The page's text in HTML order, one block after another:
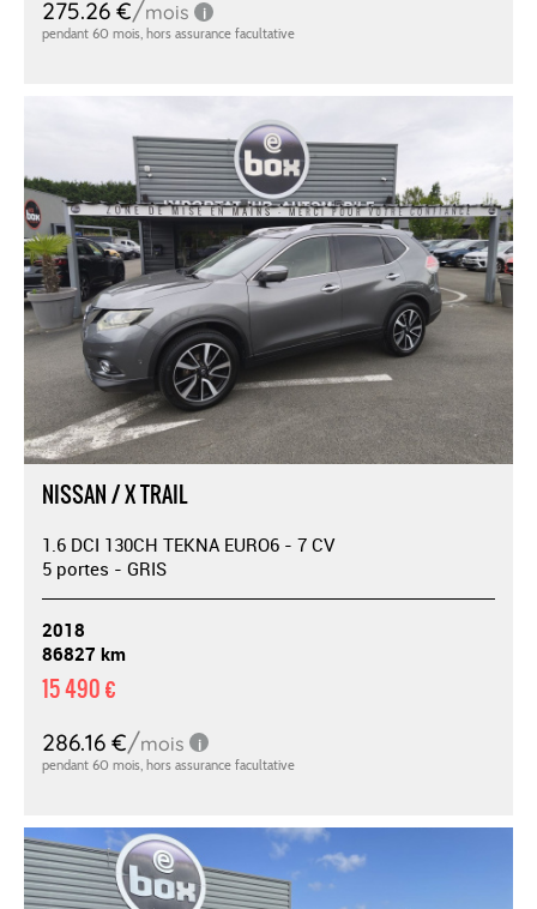
NISSAN / X TRAIL
1.6 DCI 130CH TEKNA EURO6 - 7 CV
5 portes - GRIS
2018
86827 km
15 490 €